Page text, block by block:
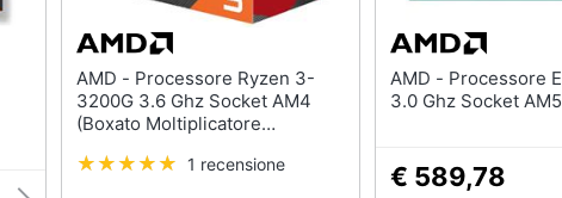
AMD - Processore Ryzen 3-
3200G 3.6 Ghz Socket AM4
(Boxato Moltiplicatore
1 recensione
AMD - Processore Epyc-4545P
3.0 Ghz Socket AM5
€ 589,78